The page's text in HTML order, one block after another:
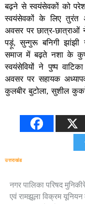
बढ़ने से स्वयंसेवकों को
स्वयंसेवकों के लिए तुरंत
अवसर पर छात्र-छात्राओं
पड़ूं, सुन्गुरू बनिगी
समाज में बढ़ते नशा के
स्वयंसेवियों ने पुष्प
अवसर पर सहायक
कुलबीर बुटोला, सुशील
उत्तराखंड
Post
नगर पालिका परिषद
एवं रामझूला विक्रम